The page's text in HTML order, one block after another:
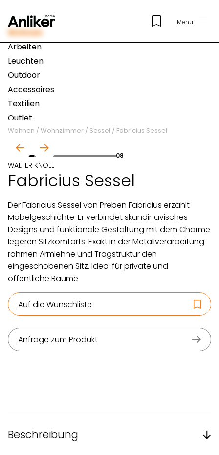
Menü
Wohnen
Arbeiten
Leuchten
Outdoor
Accessoires
Textilien
Outlet
Wohnen / Wohnzimmer / Sessel / Fabricius Sessel
08
WALTER KNOLL
Fabricius Sessel
Der Fabricius Sessel von Preben Fabricius erzählt
Möbelgeschichte. Er verbindet skandinavisches
Designs und funktionale Gestaltung mit dem Charme
legeren Sitzkomforts. Exakt in der Metallverarbeitung
rahmen Armlehne und Tragstruktur den
eingeschobenen Sitz. Ideal für private und
öffentliche Räume
Auf die Wunschliste
Anfrage zum Produkt
Beschreibung